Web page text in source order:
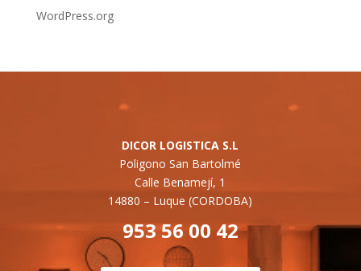
WordPress.org
DICOR LOGISTICA S.L
Poligono San Bartolmé
Calle Benamejí, 1
14880 – Luque (CORDOBA)
953 56 00 42